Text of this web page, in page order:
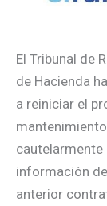
El Tribunal de
de Hacienda
a reiniciar el
cautelarmente
información
anterior